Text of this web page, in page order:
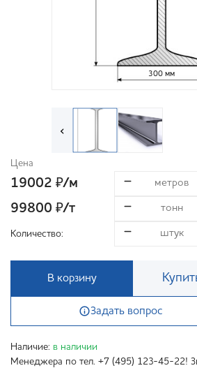
300 мм
‹
Цена
19002 ₽/м
99800 ₽/т
Количество:
В корзину
Задать вопрос
Наличие: в наличии
Менеджера по тел. +7 (495) 123-45-22!